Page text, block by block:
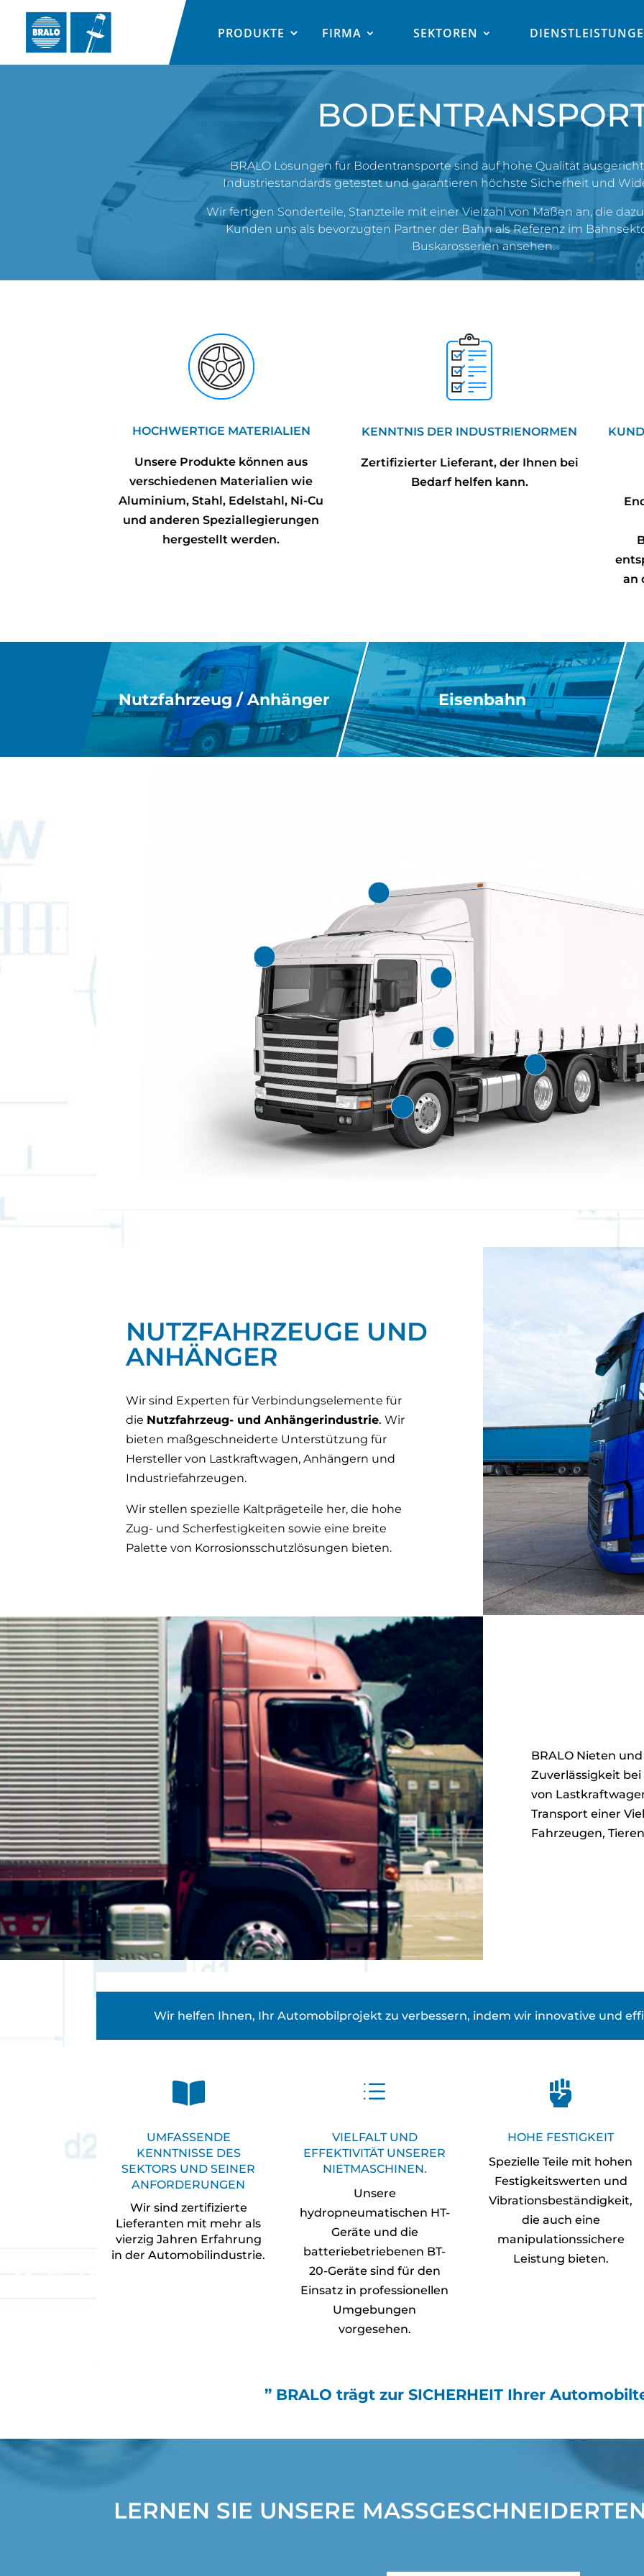
PRODUKTE FIRMA SEKTOREN
BRALO Lösungen für Bodentransporte sind auf hohe Qualität
Industriestandards getestet und garantieren höchste Sicherheit und
Wir fertigen Sonderteile, Stanzteile mit einer Vielzahl von Maßen an, die
Kunden uns als bevorzugten Partner der Bahn als Referenz im
Buskarosserien ansehen.
HOCHWERTIGE MATERIALIEN
Unsere Produkte können aus
verschiedenen Materialien wie
Aluminium, Stahl, Edelstahl, Ni-Cu
und anderen Speziallegierungen
hergestellt werden.
KENNTNIS DER INDUSTRIENORMEN
Zertifizierter Lieferant, der Ihnen bei
Bedarf helfen kann.
an
Nutzfahrzeug / Anhänger Eisenbahn
NUTZFAHRZEUGE UND
ANHÄNGER
Wir sind Experten für Verbindungselemente für
die Nutzfahrzeug- und Anhängerindustrie. Wir
bieten maßgeschneiderte Unterstützung für
Hersteller von Lastkraftwagen, Anhängern und
Industriefahrzeugen.
Wir stellen spezielle Kaltprägeteile her, die hohe
Zug- und Scherfestigkeiten sowie eine breite
Palette von Korrosionsschutzlösungen bieten.
BRALO Nieten
Zuverlässigkeit
von
Transport einer
Fahrzeugen,
Wir helfen Ihnen, Ihr Automobilprojekt zu verbessern, indem wir innovative und

UMFASSENDE
KENNTNISSE DES
SEKTORS UND SEINER
ANFORDERUNGEN
Wir sind zertifizierte
Lieferanten mit mehr als
vierzig Jahren Erfahrung
in der Automobilindustrie.
d
VIELFALT UND
EFFEKTIVITÄT UNSERER
NIETMASCHINEN.
Unsere
hydropneumatischen HT-
Geräte und die
batteriebetriebenen BT-
20-Geräte sind für den
Einsatz in professionellen
Umgebungen
vorgesehen.

HOHE FESTIGKEIT
Spezielle Teile mit hohen
Festigkeitswerten und
Vibrationsbeständigkeit,
die auch eine
manipulationssichere
Leistung bieten.
” BRALO trägt zur SICHERHEIT Ihrer
LERNEN SIE UNSERE